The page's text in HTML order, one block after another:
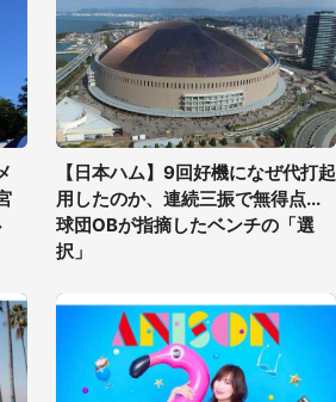
【日本ハム】9回好機になぜ代打起
用したのか、連続三振で無得点...
球団OBが指摘したベンチの「選
択」